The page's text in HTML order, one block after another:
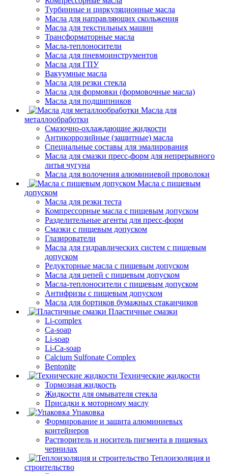
Турбинные и циркуляционные масла
Масла для направляющих скольжения
Масла для текстильных машин
Трансформаторные масла
Масла-теплоносители
Масла для пневмоинструментов
Масла для ГПУ
Вакуумные масла
Масла для резки стекла
Масла для формовки (формовочные масла)
Масла для подшипников
Масла для
металлообработки
Смазочно-охлаждающие жидкости
Антикоррозийные (защитные) масла
Специальные составы для эмалирования
Масла для смазки пресс-форм для непрерывного
литья чугуна
Масла для волочения алюминиевой проволоки
Масла с пищевым
допуском
Масла для резки теста
Компрессорные масла с пищевым допуском
Разделительные агенты для пресс-форм
Смазки с пищевым допуском
Глазирователи
Масла для гидравлических систем с пищевым
допуском
Редукторные масла с пищевым допуском
Масла для цепей с пищевым допуском
Масла-теплоносители с пищевым допуском
Антифризы с пищевым допуском
Масла для бортиков бумажных стаканчиков
Пластичные смазки
Li-complex
Ca-soap
Li-soap
Li-Ca-soap
Calcium Sulfonate Complex
Bentonite
Технические жидкости
Тормозная жидкость
Жидкости для омывателя стекла
Присадки к моторному маслу
Упаковка
Формирование и защита алюминиевых
контейнеров
Растворитель и носитель пигмента в пищевых
чернилах
Теплоизоляция и
строительство